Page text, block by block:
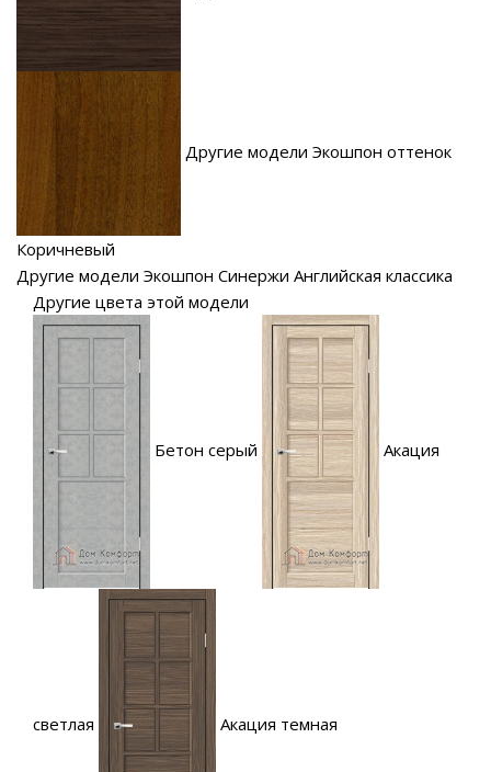
Другие модели Экошпон оттенок
Коричневый
Другие модели Экошпон Синержи Английская классика
Другие цвета этой модели
Бетон серый Акация
светлая Акация темная